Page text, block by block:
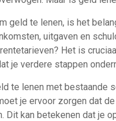
geld te lenen, is het
uitgaven en
Het is
je verdere stappen
te lenen met bestaande
je ervoor zorgen dat
Dit kan betekenen dat je